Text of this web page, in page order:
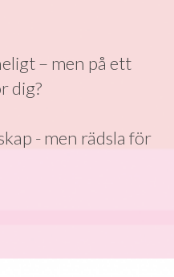
– men på ett
dig?
- men rädsla för